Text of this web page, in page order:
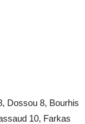
Dossou 8, Bourhis
10, Farkas